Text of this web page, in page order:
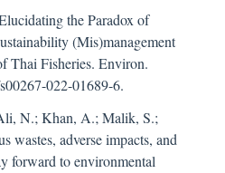
the Paradox of
(Mis)management
Thai Fisheries. Environ.
022-01689-6.
N.; Khan, A.; Malik, S.;
wastes, adverse impacts, and
forward to environmental